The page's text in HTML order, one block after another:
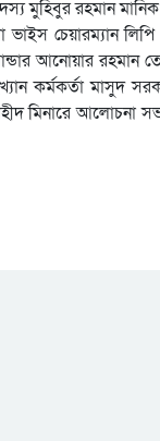
মুহিবুর রহমান
চেয়ারম্যান
আনোয়ার রহমান
কর্মকর্তা মাসুদ
শহীদ মিনারে